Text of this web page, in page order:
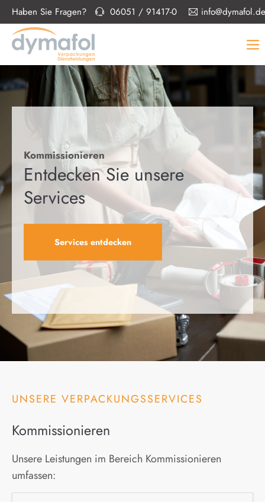
Haben Sie Fragen? 06051 / 91417-0 info@dymafol.de
Kommissionieren
Entdecken Sie unsere
Services
Services entdecken
UNSERE VERPACKUNGSSERVICES
Kommissionieren
Unsere Leistungen im Bereich Kommissionieren
umfassen: